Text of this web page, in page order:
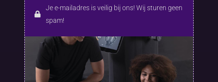
Je e-mailadres is veilig bij ons! Wij sturen geen
spam!